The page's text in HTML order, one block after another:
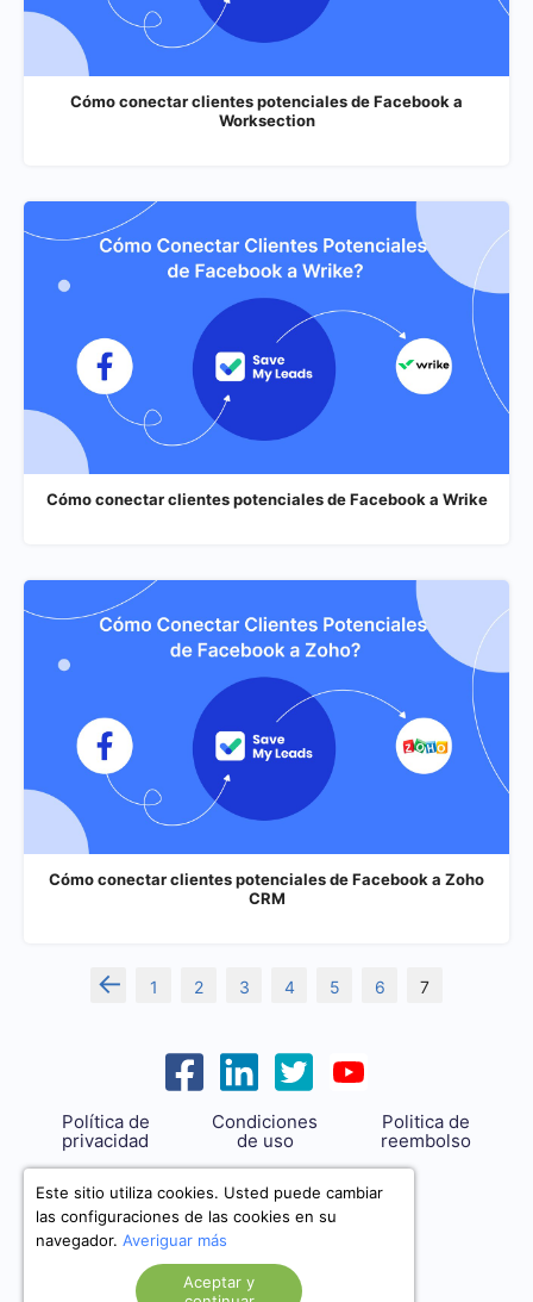
Cómo conectar clientes potenciales de Facebook a
Worksection
Cómo conectar clientes potenciales de Facebook a Wrike
Cómo conectar clientes potenciales de Facebook a Zoho
CRM
← 1 2 3 4 5 6 7
Política de
privacidad
Condiciones
de uso
Politica de
reembolso
support@savemyleads.com
Este sitio utiliza cookies. Usted puede cambiar
las configuraciones de las cookies en su
navegador. Averiguar más
Aceptar y